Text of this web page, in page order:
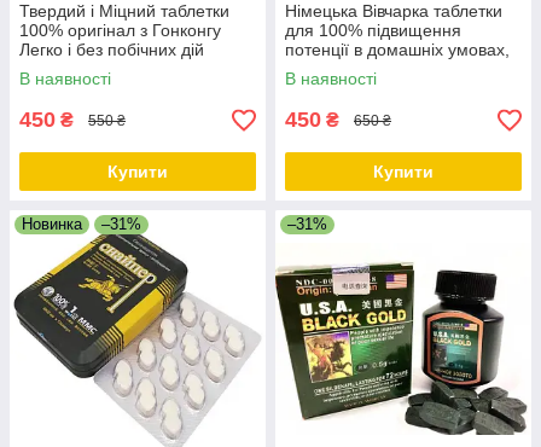
Твердий і Міцний таблетки
100% оригінал з Гонконгу
Легко і без побічних дій
Дніпро
В наявності
450 ₴ 550 ₴
Купити
Німецька Вівчарка таблетки
для 100% підвищення
потенції в домашніх умовах,
Дніпро
В наявності
450 ₴ 650 ₴
Купити
Новинка –31% –31%